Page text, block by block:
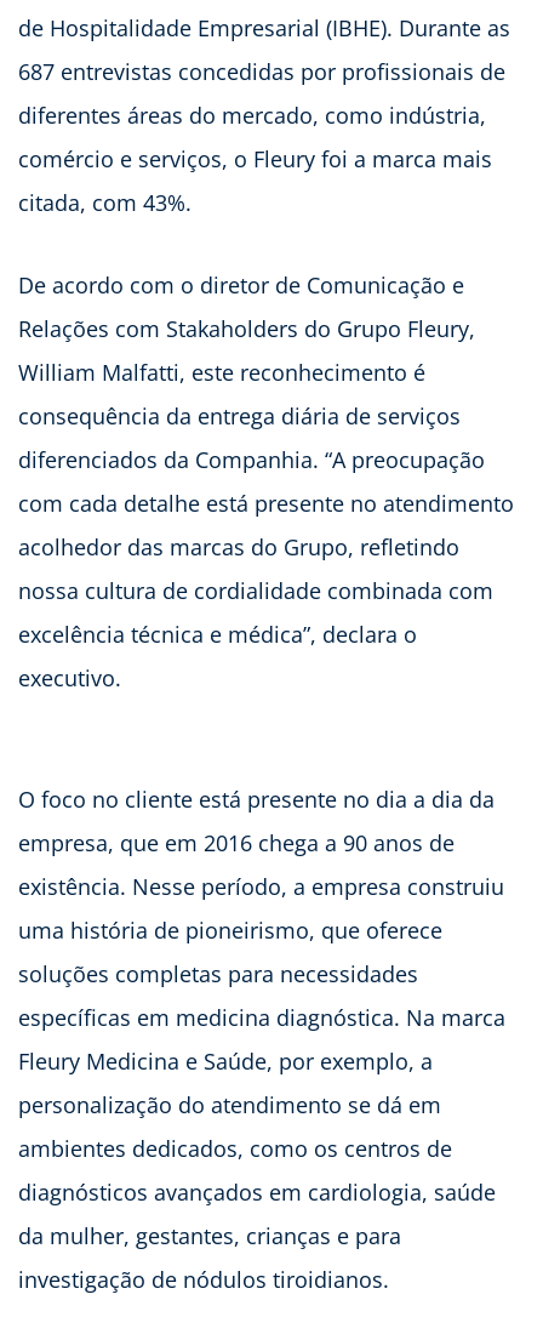
de Hospitalidade Empresarial (IBHE). Durante as
687 entrevistas concedidas por profissionais de
diferentes áreas do mercado, como indústria,
comércio e serviços, o Fleury foi a marca mais
citada, com 43%.
De acordo com o diretor de Comunicação e
Relações com Stakaholders do Grupo Fleury,
William Malfatti, este reconhecimento é
consequência da entrega diária de serviços
diferenciados da Companhia. “A preocupação
com cada detalhe está presente no atendimento
acolhedor das marcas do Grupo, refletindo
nossa cultura de cordialidade combinada com
excelência técnica e médica”, declara o
executivo.
O foco no cliente está presente no dia a dia da
empresa, que em 2016 chega a 90 anos de
existência. Nesse período, a empresa construiu
uma história de pioneirismo, que oferece
soluções completas para necessidades
específicas em medicina diagnóstica. Na marca
Fleury Medicina e Saúde, por exemplo, a
personalização do atendimento se dá em
ambientes dedicados, como os centros de
diagnósticos avançados em cardiologia, saúde
da mulher, gestantes, crianças e para
investigação de nódulos tiroidianos.